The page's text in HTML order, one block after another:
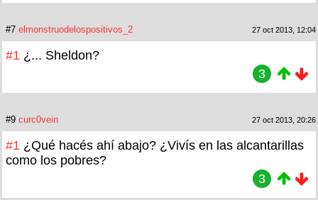
#7 elmonstruodelospositivos_2 27 oct 2013, 12:04
#1 ¿... Sheldon?
3
#9 curc0vein 27 oct 2013, 20:26
#1 ¿Qué hacés ahí abajo? ¿Vivís en las alcantarillas
como los pobres?
3